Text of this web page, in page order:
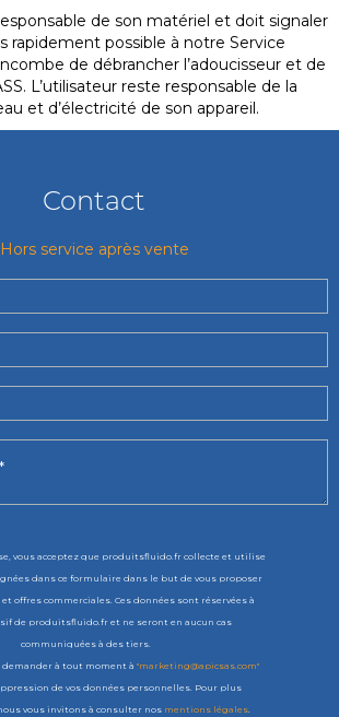
de son matériel et doit signaler
rapidement possible à notre Service
de débrancher l’adoucisseur et de
L’utilisateur reste responsable de la
et d’électricité de son appareil.
Contact
Hors service après vente
vous acceptez que produitsfluido.fr collecte et utilise
dans ce formulaire dans le but de vous proposer
offres commerciales. Ces données sont réservées à
de produitsfluido.fr et ne seront en aucun cas
communiquées à des tiers.
demander à tout moment à "marketing@apicsas.com"
de vos données personnelles. Pour plus
vous invitons à consulter nos mentions légales.